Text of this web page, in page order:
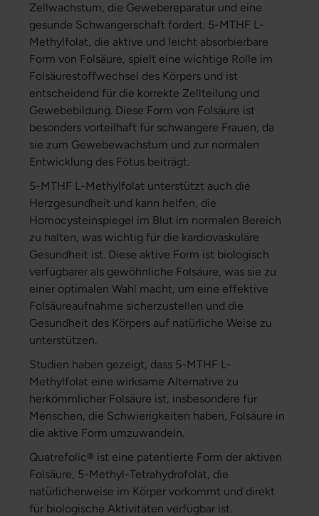
Zellwachstum, die Gewebereparatur und eine
gesunde Schwangerschaft fördert. 5-MTHF L-
Methylfolat, die aktive und leicht absorbierbare
Form von Folsäure, spielt eine wichtige Rolle im
Folsäurestoffwechsel des Körpers und ist
entscheidend für die korrekte Zellteilung und
Gewebebildung. Diese Form von Folsäure ist
besonders vorteilhaft für schwangere Frauen, da
sie zum Gewebewachstum und zur normalen
Entwicklung des Fötus beiträgt.
5-MTHF L-Methylfolat unterstützt auch die
Herzgesundheit und kann helfen, die
Homocysteinspiegel im Blut im normalen Bereich
zu halten, was wichtig für die kardiovaskuläre
Gesundheit ist. Diese aktive Form ist biologisch
verfügbarer als gewöhnliche Folsäure, was sie zu
einer optimalen Wahl macht, um eine effektive
Folsäureaufnahme sicherzustellen und die
Gesundheit des Körpers auf natürliche Weise zu
unterstützen.
Studien haben gezeigt, dass 5-MTHF L-
Methylfolat eine wirksame Alternative zu
herkömmlicher Folsäure ist, insbesondere für
Menschen, die Schwierigkeiten haben, Folsäure in
die aktive Form umzuwandeln.
Quatrefolic® ist eine patentierte Form der aktiven
Folsäure, 5-Methyl-Tetrahydrofolat, die
natürlicherweise im Körper vorkommt und direkt
für biologische Aktivitäten verfügbar ist.